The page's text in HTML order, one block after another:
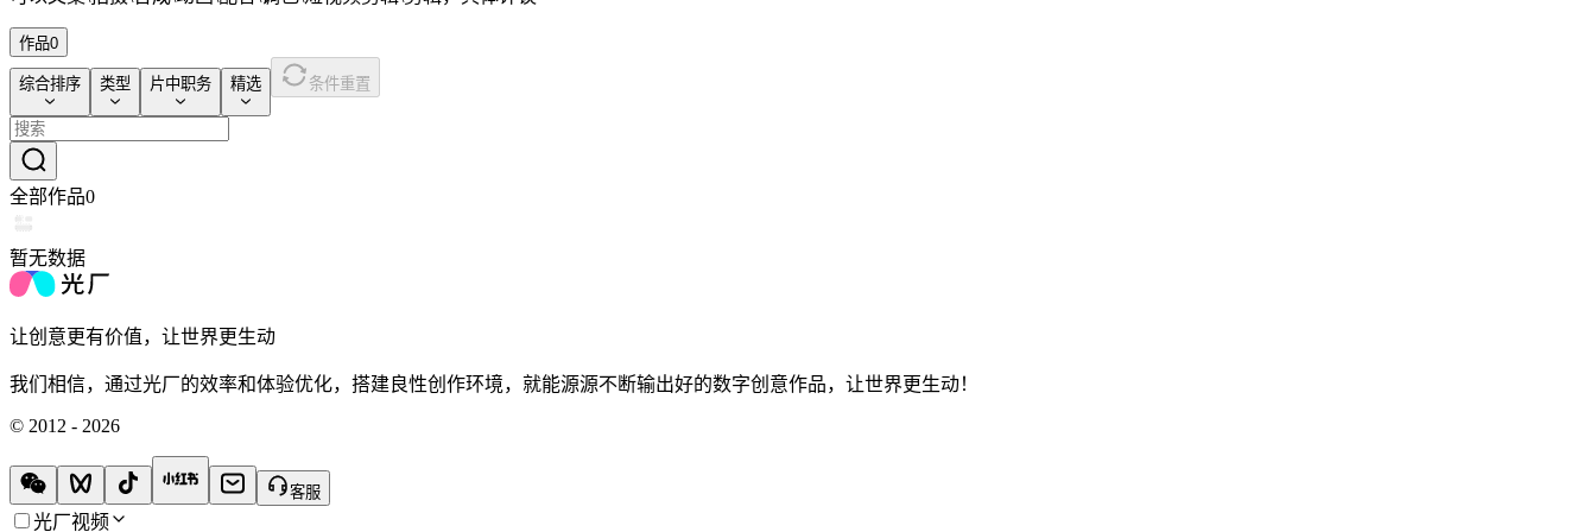
作品0
综合排序 类型 片中职务 精选 条件重置
全部作品0
暂无数据
让创意更有价值，让世界更生动
我们相信，通过光厂的效率和体验优化，搭建良性创作环境，就能源源不断输出好的数字创意作品，让世界更生动！
© 2012 - 2026
客服
光厂视频